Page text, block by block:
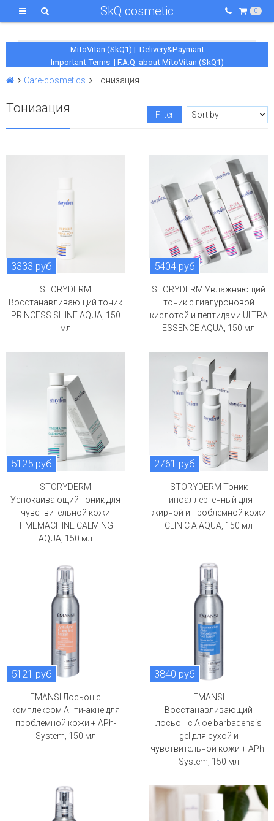
SkQ cosmetic 0
MitoVitan (SkQ1) | Delivery&Paymant
Important Terms| F.A.Q. about MitoVitan (SkQ1)
Care-cosmetics Тонизация
Тонизация Filter
3333 руб
STORYDERM
Восстанавливающий тоник
PRINCESS SHINE AQUA, 150
мл
5404 руб
STORYDERM Увлажняющий
тоник с гиалуроновой
кислотой и пептидами ULTRA
ESSENCE AQUA, 150 мл
5125 руб
STORYDERM
Успокаивающий тоник для
чувствительной кожи
TIMEMACHINE CALMING
AQUA, 150 мл
2761 руб
STORYDERM Тоник
гипоаллергенный для
жирной и проблемной кожи
CLINIC A AQUA, 150 мл
5121 руб
EMANSI Лосьон с
комплексом Анти-акне для
проблемной кожи + APh-
System, 150 мл
3840 руб
EMANSI
Восстанавливающий
лосьон c Aloe barbadensis
gel для сухой и
чувствительной кожи + APh-
System, 150 мл